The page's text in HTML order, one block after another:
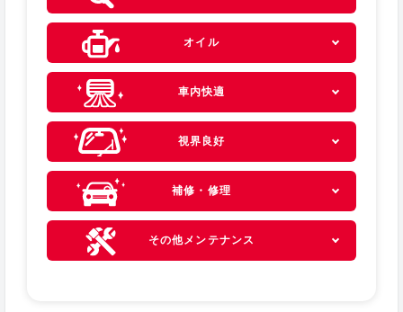
オイル
車内快適
視界良好
補修・修理
その他メンテナンス